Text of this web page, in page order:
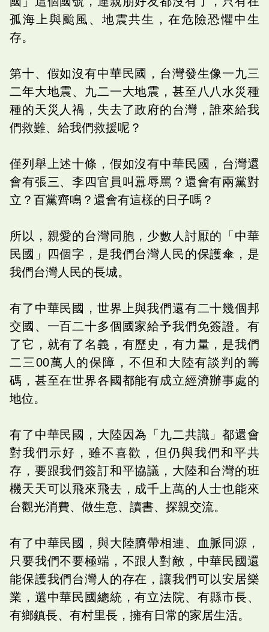
孤海上與颱風、地震共生，在危險恐懼中生
存。
第十、假如沒有中華民國，台灣發生像一九三
二年大地震、九二一大地震，甚至八八水災種
種的天災人禍，失去了政府的台灣，誰來給我
們救難、給我們救援呢？
僅列舉上述十條，假如沒有中華民國，台灣還
會有張三、李四官員叫囂辱罵？還會有兩黨對
立？百黨齊鳴？還會有這樣的日子嗎？
所以，親愛的台灣同胞，少數人討厭的「中華
民國」四個字，是我們台灣人民的保護傘，是
我們台灣人民的長城。
有了中華民國，世界上與我們還有二十幾個邦
交國、一百二十多個國家給予我們免簽證。有
了它，就有了名義，有歷史，有力量，是我們
二三00萬人的保障，不但和大陸有談判的籌
碼，甚至在世界各國都能有成立經濟辦事處的
地位。
有了中華民國，大陸因為「九二共識」都還會
對我們示好，雖不喜歡，但仍與我們和平共
存，要跟我們簽訂和平協議，大陸和台灣的班
機天天可以飛來飛去，成千上萬的人士也能來
台觀光消費、做生意、讀書、探親交流。
有了中華民國，與大陸臍帶相連、血脈同源，
只要我們不要極端，不跟人對敵，中華民國還
能保護我們台灣人的存在，讓我們可以安居樂
業，選中華民國總統，有立法院、有縣市長、
有鄉鎮長、有村里長，擁有日常的家居生活。